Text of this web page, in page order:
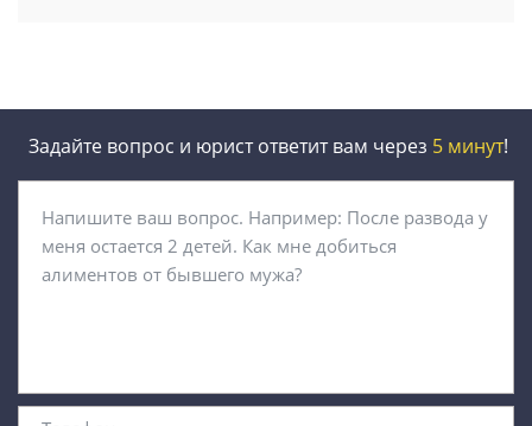
Задайте вопрос и юрист ответит вам через 5 минут!